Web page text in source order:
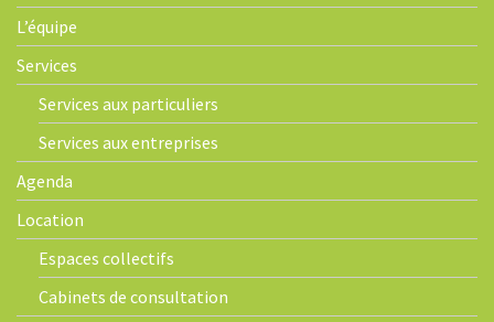
L’équipe
Services
Services aux particuliers
Services aux entreprises
Agenda
Location
Espaces collectifs
Cabinets de consultation